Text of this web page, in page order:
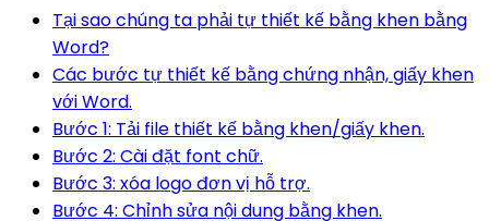
Tại sao chúng ta phải tự thiết kế bằng khen bằng
Word?
Các bước tự thiết kế bằng chứng nhận, giấy khen
với Word.
Bước 1: Tải file thiết kế bằng khen/giấy khen.
Bước 2: Cài đặt font chữ.
Bước 3: xóa logo đơn vị hỗ trợ.
Bước 4: Chỉnh sửa nội dung bằng khen.